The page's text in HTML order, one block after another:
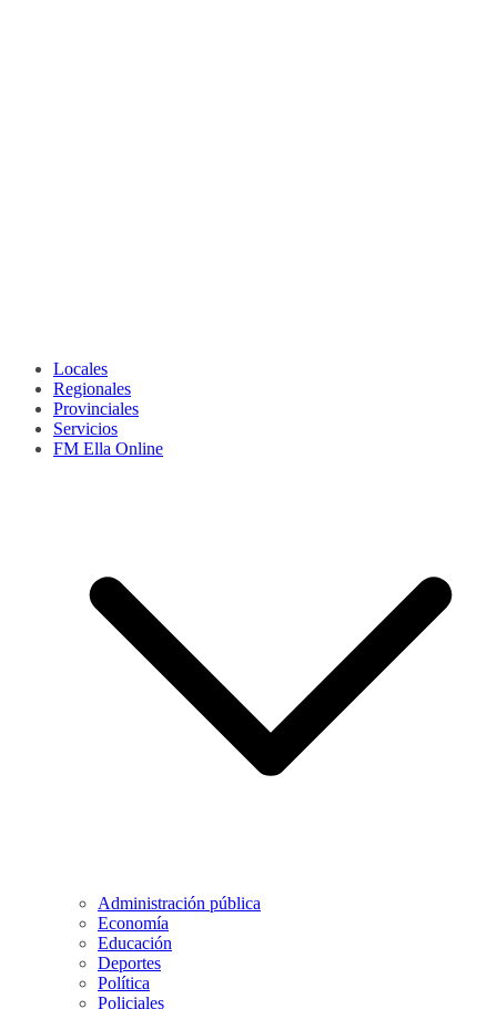
Locales
Regionales
Provinciales
Servicios
FM Ella Online
Administración pública
Economía
Educación
Deportes
Política
Policiales